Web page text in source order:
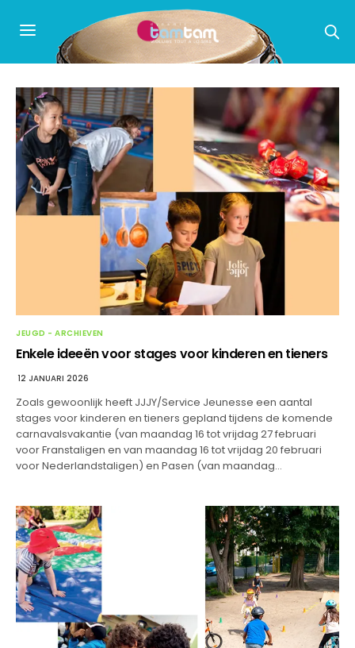
JEUGD - ARCHIEVEN
Enkele ideeën voor stages voor kinderen en tieners
12 JANUARI 2026
Zoals gewoonlijk heeft JJJY/Service Jeunesse een aantal
stages voor kinderen en tieners gepland tijdens de komende
carnavalsvakantie (van maandag 16 tot vrijdag 27 februari
voor Franstaligen en van maandag 16 tot vrijdag 20 februari
voor Nederlandstaligen) en Pasen (van maandag…